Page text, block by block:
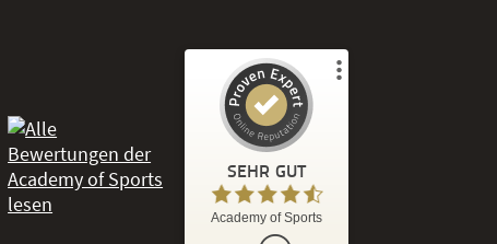
SEHR GUT
Academy of Sports
Kundenbewertungen und Erfahrungen zu
Academy of Sports
SEHR GUT